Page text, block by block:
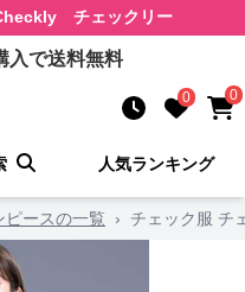
チェックリー
入で送料無料
0 0
人気ランキング
ピースの一覧 › チェック服 チ